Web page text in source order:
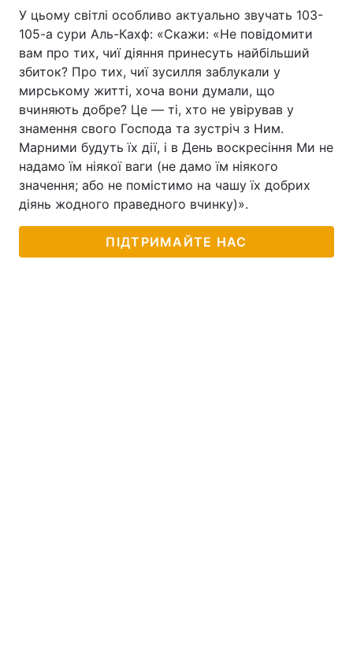
У цьому світлі особливо актуально звучать 103-
105-а сури Аль-Кахф: «Скажи: «Не повідомити
вам про тих, чиї діяння принесуть найбільший
збиток? Про тих, чиї зусилля заблукали у
мирському житті, хоча вони думали, що
вчиняють добре? Це — ті, хто не увірував у
знамення свого Господа та зустріч з Ним.
Марними будуть їх дії, і в День воскресіння Ми не
надамо їм ніякої ваги (не дамо їм ніякого
значення; або не помістимо на чашу їх добрих
діянь жодного праведного вчинку)».
ПІДТРИМАЙТЕ НАС